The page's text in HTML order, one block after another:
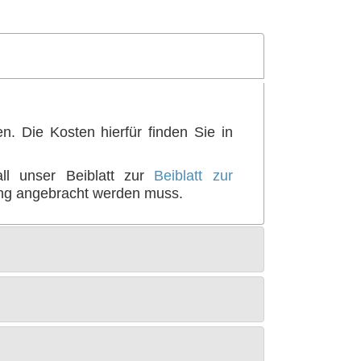
Die Kosten hierfür finden Sie in
unser Beiblatt zur Beiblatt zur
angebracht werden muss.